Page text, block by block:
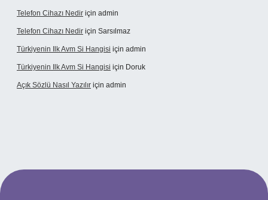
Telefon Cihazı Nedir için admin
Telefon Cihazı Nedir için Sarsılmaz
Türkiyenin Ilk Avm Si Hangisi için admin
Türkiyenin Ilk Avm Si Hangisi için Doruk
Açık Sözlü Nasıl Yazılır için admin